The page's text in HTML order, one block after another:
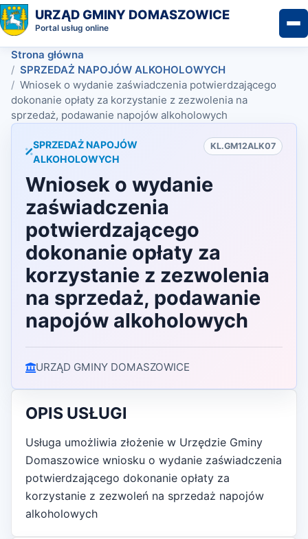
URZĄD GMINY DOMASZOWICE
Portal usług online
Strona główna
SPRZEDAŻ NAPOJÓW ALKOHOLOWYCH
Wniosek o wydanie zaświadczenia potwierdzającego
dokonanie opłaty za korzystanie z zezwolenia na
sprzedaż, podawanie napojów alkoholowych
SPRZEDAŻ NAPOJÓW
ALKOHOLOWYCH
KL.GM12ALK07
Wniosek o wydanie
zaświadczenia
potwierdzającego
dokonanie opłaty za
korzystanie z zezwolenia
na sprzedaż, podawanie
napojów alkoholowych
URZĄD GMINY DOMASZOWICE
OPIS USŁUGI
Usługa umożliwia złożenie w Urzędzie Gminy
Domaszowice wniosku o wydanie zaświadczenia
potwierdzającego dokonanie opłaty za
korzystanie z zezwoleń na sprzedaż napojów
alkoholowych